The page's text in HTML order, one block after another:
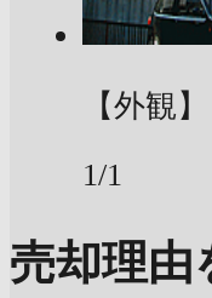
【外観】
1/1
売却理由